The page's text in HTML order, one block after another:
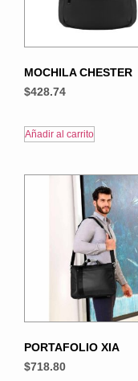
MOCHILA CHESTER
$428.74
Añadir al carrito
PORTAFOLIO XIA
$718.80